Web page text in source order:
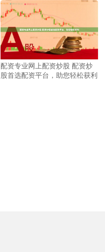
配资专业网上配资炒股 配资炒
股首选配资平台，助您轻松获利